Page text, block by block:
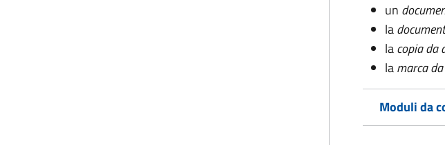
un
la
lacopia da
lamarca
Moduli da